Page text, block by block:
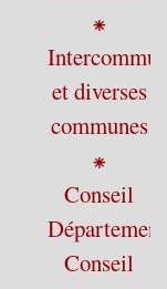
⁕
et diverses
communes
⁕
Conseil
Conseil